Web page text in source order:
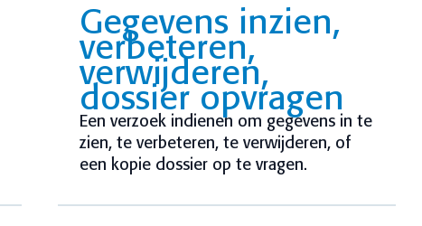
Gegevens inzien,
verbeteren,
verwijderen,
dossier opvragen
Een verzoek indienen om gegevens in te
zien, te verbeteren, te verwijderen, of
een kopie dossier op te vragen.